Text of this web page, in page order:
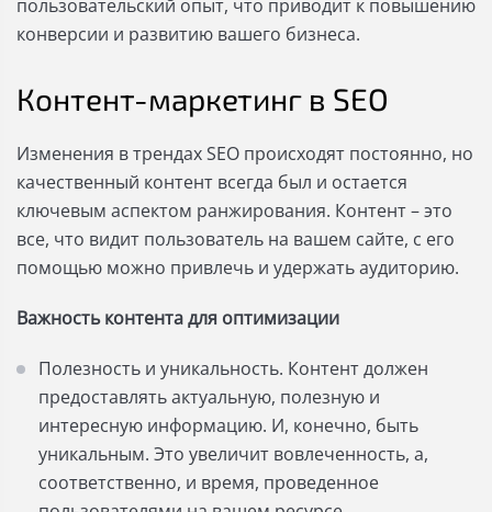
пользовательский опыт, что приводит к повышению
конверсии и развитию вашего бизнеса.
Контент-маркетинг в SEO
Изменения в трендах SEO происходят постоянно, но
качественный контент всегда был и остается
ключевым аспектом ранжирования. Контент – это
все, что видит пользователь на вашем сайте, с его
помощью можно привлечь и удержать аудиторию.
Важность контента для оптимизации
Полезность и уникальность. Контент должен
предоставлять актуальную, полезную и
интересную информацию. И, конечно, быть
уникальным. Это увеличит вовлеченность, а,
соответственно, и время, проведенное